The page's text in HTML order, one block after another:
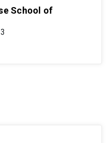
School of